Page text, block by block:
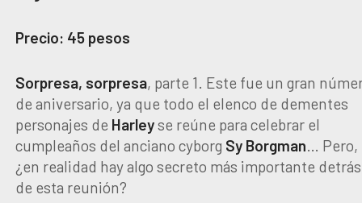
Precio: 45 pesos
Sorpresa, sorpresa, parte 1. Este fue un gran
de aniversario, ya que todo el elenco de dementes
personajes de Harleyse reúne para celebrar el
cumpleaños del anciano cyborg Sy Borgman… Pero,
¿en realidad hay algo secreto más importante detrás
de esta reunión?